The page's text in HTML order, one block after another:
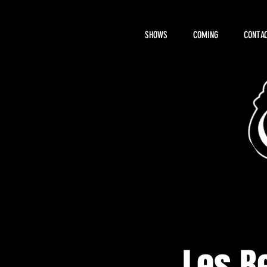
SHOWS COMING